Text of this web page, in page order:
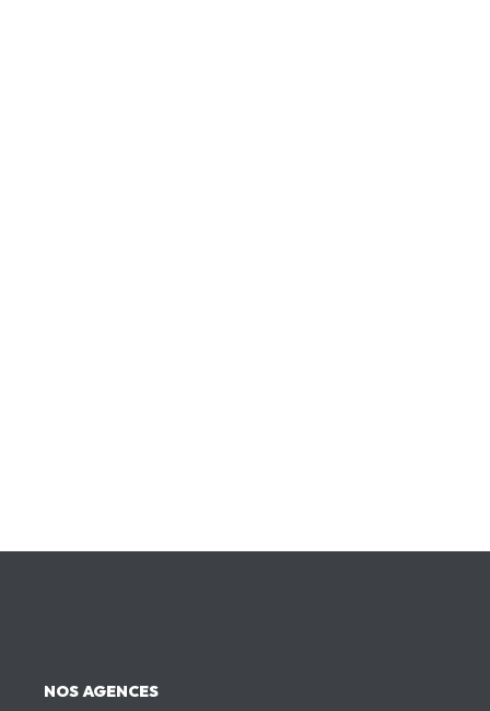
NOS AGENCES